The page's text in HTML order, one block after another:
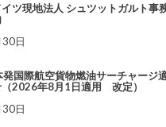
ツ現地法人 シュツットガルト事
日
発国際航空貨物燃油サーチャージ
2026年8月1日適用 改定）
日